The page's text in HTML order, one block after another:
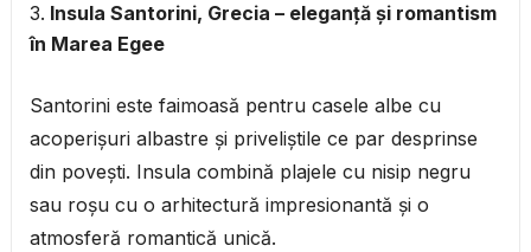
Insula Santorini, Grecia – eleganță și romantism
în Marea Egee
Santorini este faimoasă pentru casele albe cu
acoperișuri albastre și priveliștile ce par desprinse
din povești. Insula combină plajele cu nisip negru
sau roșu cu o arhitectură impresionantă și o
atmosferă romantică unică.